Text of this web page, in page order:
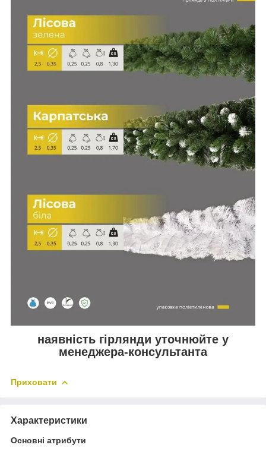
наявність гірлянди уточнюйте у
менеджера-консультанта
Приховати
Характеристики
Основні атрибути